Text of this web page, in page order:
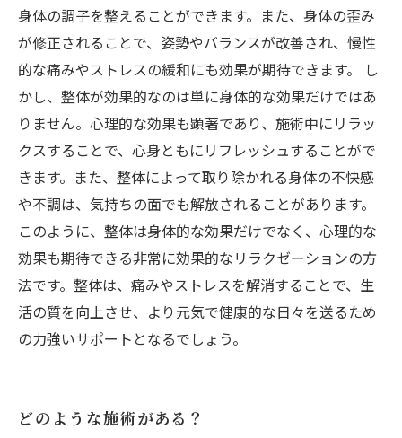
身体の調子を整えることができます。また、身体の歪み
が修正されることで、姿勢やバランスが改善され、慢性
的な痛みやストレスの緩和にも効果が期待できます。 し
かし、整体が効果的なのは単に身体的な効果だけではあ
りません。心理的な効果も顕著であり、施術中にリラッ
クスすることで、心身ともにリフレッシュすることがで
きます。また、整体によって取り除かれる身体の不快感
や不調は、気持ちの面でも解放されることがあります。
このように、整体は身体的な効果だけでなく、心理的な
効果も期待できる非常に効果的なリラクゼーションの方
法です。整体は、痛みやストレスを解消することで、生
活の質を向上させ、より元気で健康的な日々を送るため
の力強いサポートとなるでしょう。
どのような施術がある？